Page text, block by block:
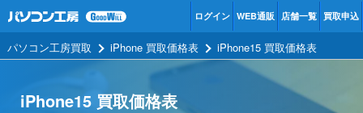
ログイン WEB通販 店舗一覧 買取申込
パソコン工房買取 iPhone 買取価格表 iPhone15 買取価格表
iPhone15 買取価格表